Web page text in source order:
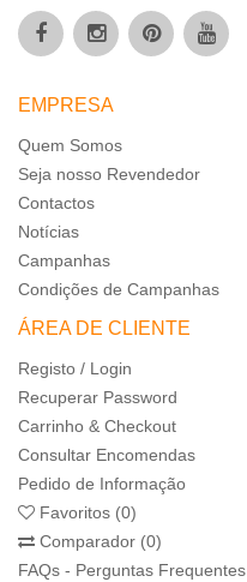
EMPRESA
Quem Somos
Seja nosso Revendedor
Contactos
Notícias
Campanhas
Condições de Campanhas
ÁREA DE CLIENTE
Registo / Login
Recuperar Password
Carrinho & Checkout
Consultar Encomendas
Pedido de Informação
Favoritos (0)
Comparador (0)
FAQs - Perguntas Frequentes